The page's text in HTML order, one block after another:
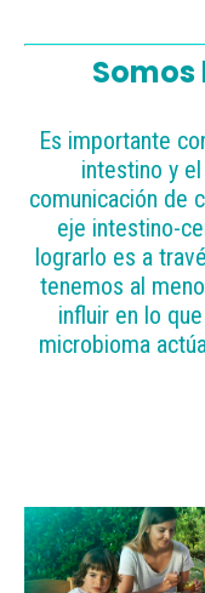
Es importante
intestino y
comunicación de
eje intestino-
lograrlo es a
tenemos al
influir en lo
microbioma